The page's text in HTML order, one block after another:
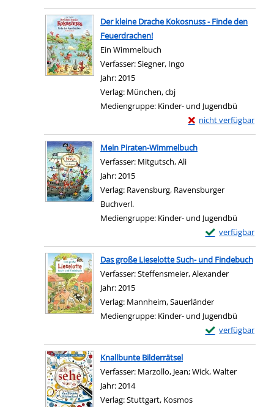
Zum Download
Der kleine Drache Kokosnuss - Finde den
Feuerdrachen!
Ein Wimmelbuch
Verfasser:Siegner, Ingo
Jahr:2015
Verlag: München, cbj
Mediengruppe: Kinder- und Jugendbü
nicht verfügbar
Exemplar-Details von
Zum Download von
Mein Piraten-Wimmelbuch
Verfasser: Mitgutsch, Ali
Jahr:2015
Verlag: Ravensburg, Ravensburger
Buchverl.
Mediengruppe: Kinder- und Jugendbü
verfügbar
Exemplar-
Zum Download
Das große Lieselotte Such- und Findebuch
Verfasser:Steffensmeier, Alexander
Jahr:2015
Verlag: Mannheim, Sauerländer
Mediengruppe: Kinder- und Jugendbü
verfügbar
Exemplar-Details
Zum Download
Knallbunte Bilderrätsel
Verfasser: Marzollo, Jean;Wick, Walter
Jahr:2014
Verlag:Stuttgart, Kosmos